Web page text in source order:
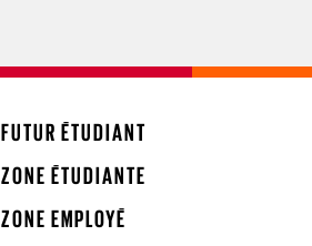
FUTUR ÉTUDIANT
ZONE ÉTUDIANTE
ZONE EMPLOYÉ